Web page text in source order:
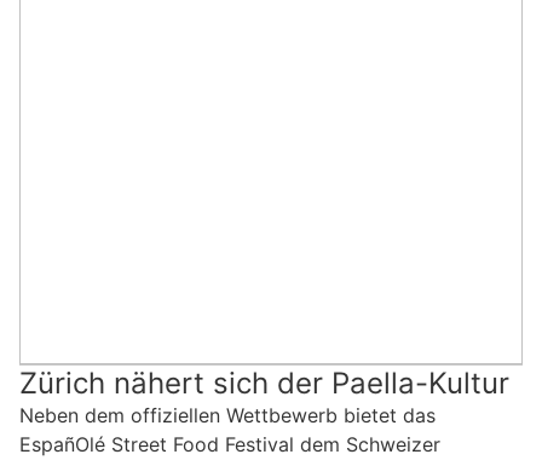
Zürich nähert sich der Paella-Kultur
Neben dem offiziellen Wettbewerb bietet das
EspañOlé Street Food Festival dem Schweizer